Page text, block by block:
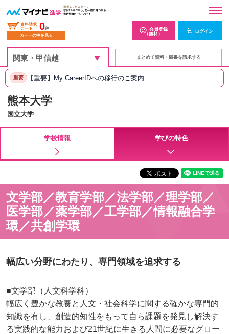
資料請求
カート
0件
カートの中を見る
会員登録
（無料）
ログイン
まとめて資料・願書を請求する
重要 【重要】My CareerIDへの移行のご案内
熊本大学
国立大学
学校情報 学びの特色
文学部／教育学部／法学部／理学部／
医学部／薬学部／工学部／情報融合学
環／共創学環
幅広い分野にわたり、専門領域を追求する
■文学部（人文科学科）
幅広く豊かな教養と人文・社会科学に関する確かな専門的
知識を有し、創造的知性をもって自ら課題を発見し解決す
る実践的な能力および21世紀に生きる人間に必要なグロー